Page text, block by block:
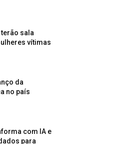
sala
vítimas
da
no país
com IA e
para